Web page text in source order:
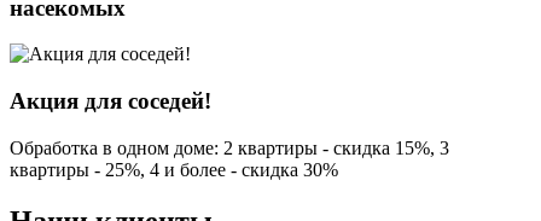
насекомых
Акция для соседей!
Обработка в одном доме: 2 квартиры - скидка 15%, 3
квартиры - 25%, 4 и более - скидка 30%